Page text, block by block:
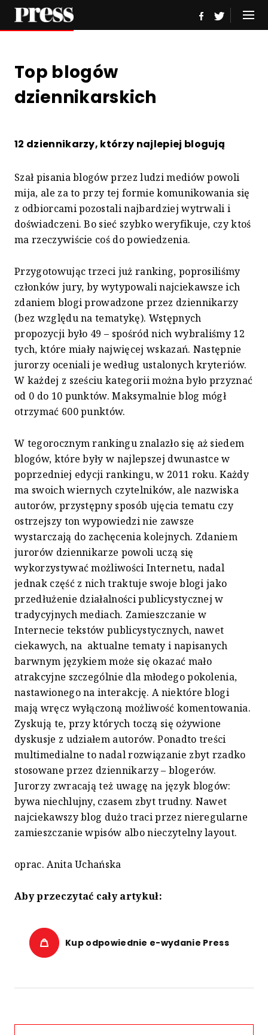
Top blogów
dziennikarskich
12 dziennikarzy, którzy najlepiej blogują
Szał pisania blogów przez ludzi mediów powoli
mija, ale za to przy tej formie komunikowania się
z odbiorcami pozostali najbardziej wytrwali i
doświadczeni. Bo sieć szybko weryfikuje, czy ktoś
ma rzeczywiście coś do powiedzenia.
Przygotowując trzeci już ranking, poprosiliśmy
członków jury, by wytypowali najciekawsze ich
zdaniem blogi prowadzone przez dziennikarzy
(bez względu na tematykę). Wstępnych
propozycji było 49 – spośród nich wybraliśmy 12
tych, które miały najwięcej wskazań. Następnie
jurorzy oceniali je według ustalonych kryteriów.
W każdej z sześciu kategorii można było przyznać
od 0 do 10 punktów. Maksymalnie blog mógł
otrzymać 600 punktów.
W tegorocznym rankingu znalazło się aż siedem
blogów, które były w najlepszej dwunastce w
poprzedniej edycji rankingu, w 2011 roku. Każdy
ma swoich wiernych czytelników, ale nazwiska
autorów, przystępny sposób ujęcia tematu czy
ostrzejszy ton wypowiedzi nie zawsze
wystarczają do zachęcenia kolejnych. Zdaniem
jurorów dziennikarze powoli uczą się
wykorzystywać możliwości Internetu, nadal
jednak część z nich traktuje swoje blogi jako
przedłużenie działalności publicystycznej w
tradycyjnych mediach. Zamieszczanie w
Internecie tekstów publicystycznych, nawet
ciekawych, na aktualne tematy i napisanych
barwnym językiem może się okazać mało
atrakcyjne szczególnie dla młodego pokolenia,
nastawionego na interakcję. A niektóre blogi
mają wręcz wyłączoną możliwość komentowania.
Zyskują te, przy których toczą się ożywione
dyskusje z udziałem autorów. Ponadto treści
multimedialne to nadal rozwiązanie zbyt rzadko
stosowane przez dziennikarzy – blogerów.
Jurorzy zwracają też uwagę na język blogów:
bywa niechlujny, czasem zbyt trudny. Nawet
najciekawszy blog dużo traci przez nieregularne
zamieszczanie wpisów albo nieczytelny layout.
oprac. Anita Uchańska
Aby przeczytać cały artykuł:
Kup odpowiednie e-wydanie Press